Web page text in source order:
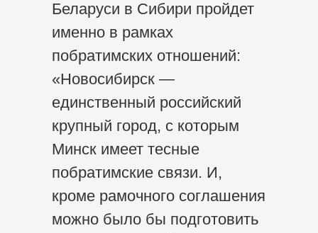
Беларуси в Сибири пройдет
именно в рамках
побратимских отношений:
«Новосибирск —
единственный российский
крупный город, с которым
Минск имеет тесные
побратимские связи. И,
кроме рамочного соглашения
можно было бы подготовить